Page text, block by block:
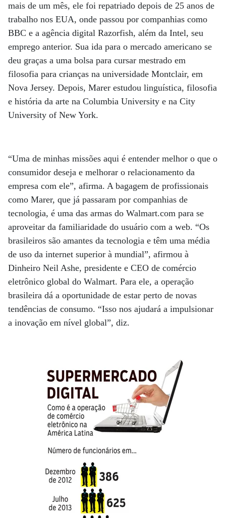
mais de um mês, ele foi repatriado depois de 25 anos de
trabalho nos EUA, onde passou por companhias como
BBC e a agência digital Razorfish, além da Intel, seu
emprego anterior. Sua ida para o mercado americano se
deu graças a uma bolsa para cursar mestrado em
filosofia para crianças na universidade Montclair, em
Nova Jersey. Depois, Marer estudou linguística, filosofia
e história da arte na Columbia University e na City
University of New York.
“Uma de minhas missões aqui é entender melhor o que o
consumidor deseja e melhorar o relacionamento da
empresa com ele”, afirma. A bagagem de profissionais
como Marer, que já passaram por companhias de
tecnologia, é uma das armas do Walmart.com para se
aproveitar da familiaridade do usuário com a web. “Os
brasileiros são amantes da tecnologia e têm uma média
de uso da internet superior à mundial”, afirmou à
Dinheiro Neil Ashe, presidente e CEO de comércio
eletrônico global do Walmart. Para ele, a operação
brasileira dá a oportunidade de estar perto de novas
tendências de consumo. “Isso nos ajudará a impulsionar
a inovação em nível global”, diz.